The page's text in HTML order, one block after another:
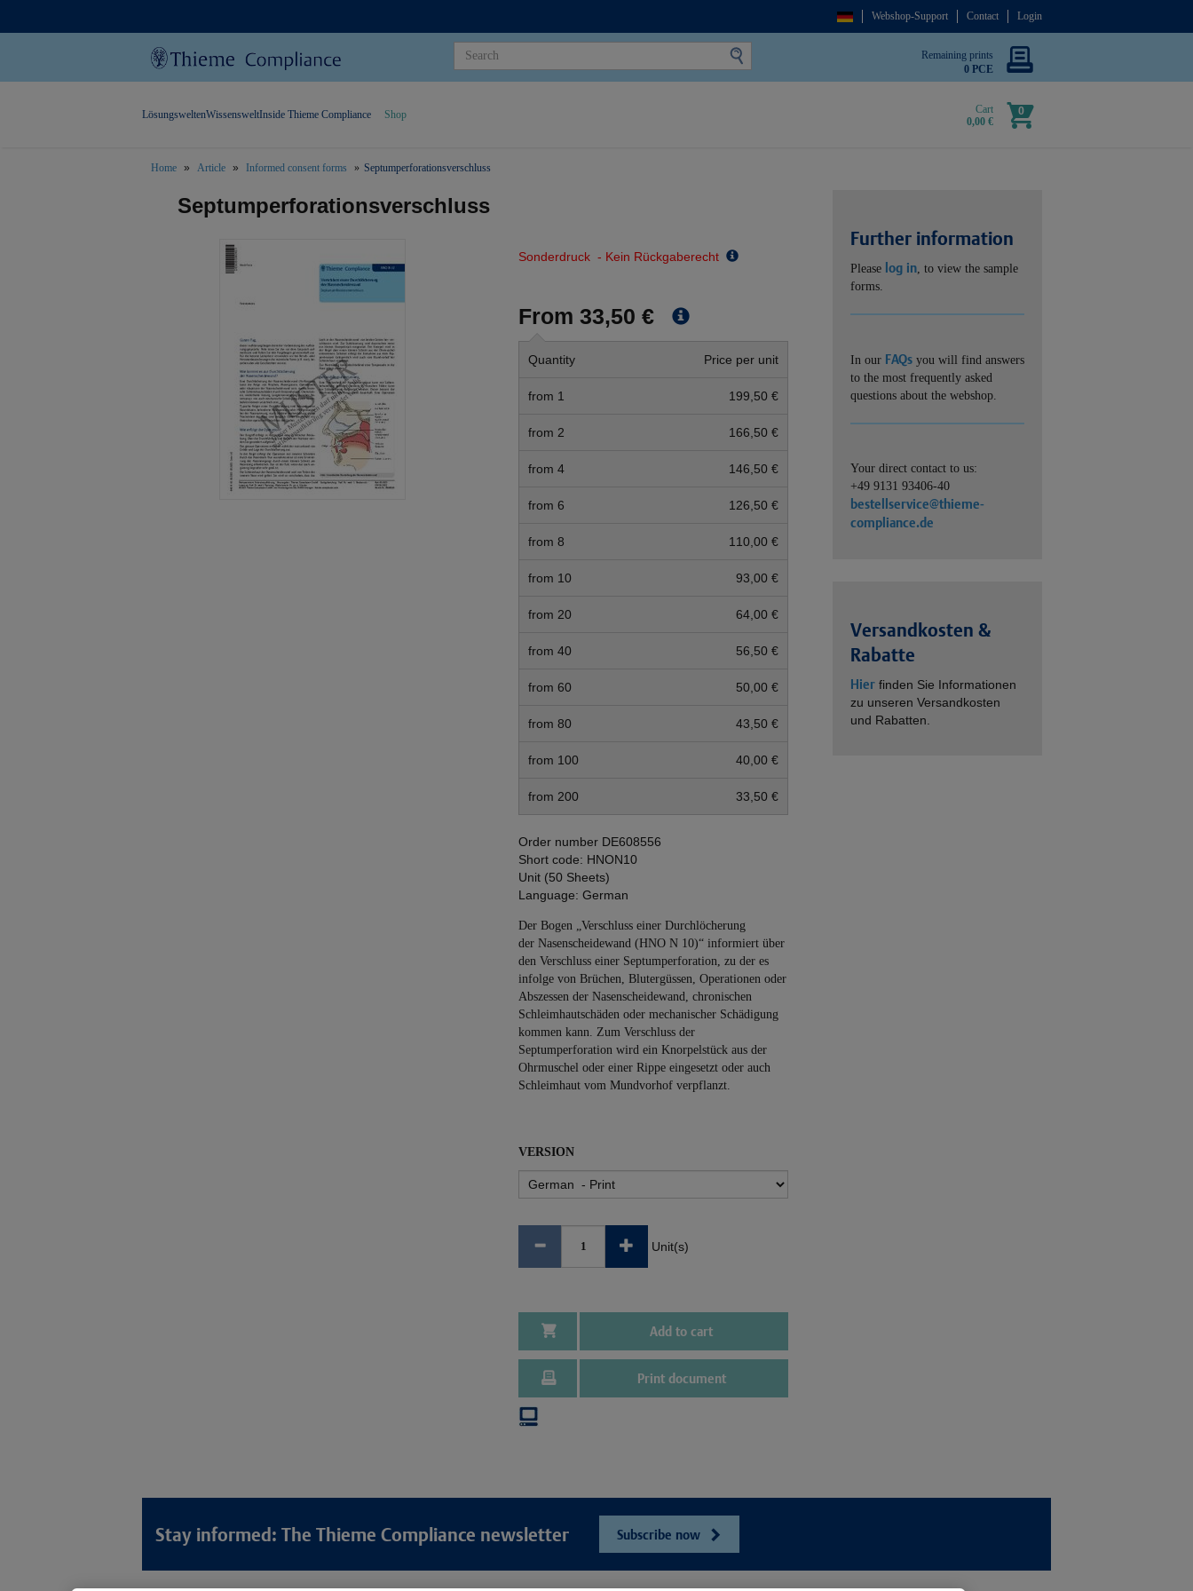
Webshop-Support Contact Login
Remaining prints
0 PCE
Cart
0,00 €
0
LösungsweltenWissensweltInside Thieme Compliance Shop
Home Article Informed consent forms Septumperforationsverschluss
Septumperforationsverschluss
Sonderdruck - Kein Rückgaberecht
From 33,50 €
Quantity Price per unit
from 1 199,50 €
from 2 166,50 €
from 4 146,50 €
from 6 126,50 €
from 8 110,00 €
from 10 93,00 €
from 20 64,00 €
from 40 56,50 €
from 60 50,00 €
from 80 43,50 €
from 100 40,00 €
from 200 33,50 €
Order number DE608556
Short code: HNON10
Unit (50 Sheets)
Language: German
Der Bogen „Verschluss einer Durchlöcherung
der Nasenscheidewand (HNO N 10)“ informiert über
den Verschluss einer Septumperforation, zu der es
infolge von Brüchen, Blutergüssen, Operationen oder
Abszessen der Nasenscheidewand, chronischen
Schleimhautschäden oder mechanischer Schädigung
kommen kann. Zum Verschluss der
Septumperforation wird ein Knorpelstück aus der
Ohrmuschel oder einer Rippe eingesetzt oder auch
Schleimhaut vom Mundvorhof verpflanzt.
VERSION
Unit(s)
Add to cart
Print document
Further information
Please log in, to view the sample
forms.
In our FAQs you will find answers
to the most frequently asked
questions about the webshop.
Your direct contact to us:
+49 9131 93406-40
bestellservice@thieme-
compliance.de
Versandkosten &
Rabatte
Hier finden Sie Informationen
zu unseren Versandkosten
und Rabatten.
Stay informed: The Thieme Compliance newsletter Subscribe now